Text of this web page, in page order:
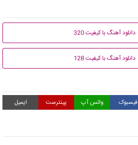
دانلود آهنگ با کیفیت 320
دانلود آهنگ با کیفیت 128
فیسبوک واتس آپ پینترست ایمیل